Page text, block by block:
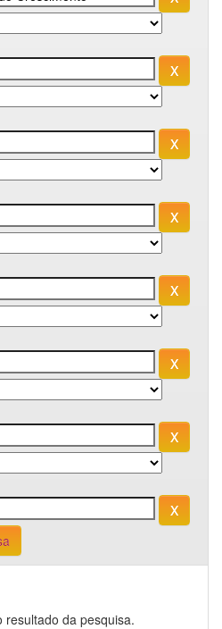
resultado da pesquisa.